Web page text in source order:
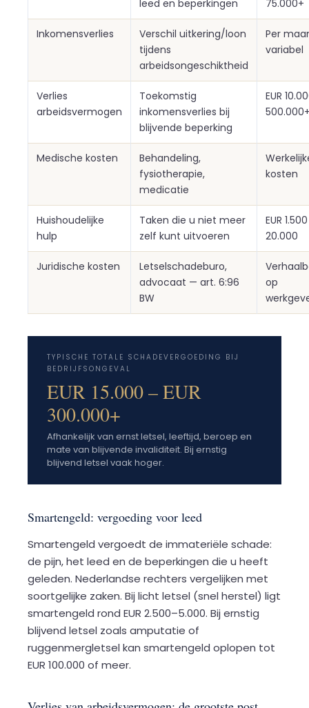
leed en beperkingen
75.000+
Inkomensverlies
Verschil uitkering/loon
tijdens
arbeidsongeschiktheid
Per
variabel
Verlies
arbeidsvermogen
Toekomstig
inkomensverlies bij
blijvende beperking
EUR
Medische kosten
Behandeling,
fysiotherapie,
medicatie
kosten
Huishoudelijke
hulp
Taken die u niet meer
zelf kunt uitvoeren
EUR
20.000
Juridische kosten
Letselschadeburo,
advocaat — art. 6:96
BW
op
TYPISCHE TOTALE SCHADEVERGOEDING BIJ
BEDRIJFSONGEVAL
EUR 15.000 – EUR
300.000+
Afhankelijk van ernst letsel, leeftijd, beroep en
mate van blijvende invaliditeit. Bij ernstig
blijvend letsel vaak hoger.
Smartengeld: vergoeding voor leed
Smartengeld vergoedt de immateriële schade:
de pijn, het leed en de beperkingen die u heeft
geleden. Nederlandse rechters vergelijken met
soortgelijke zaken. Bij licht letsel (snel herstel) ligt
smartengeld rond EUR 2.500–5.000. Bij ernstig
blijvend letsel zoals amputatie of
ruggenmergletsel kan smartengeld oplopen tot
EUR 100.000 of meer.